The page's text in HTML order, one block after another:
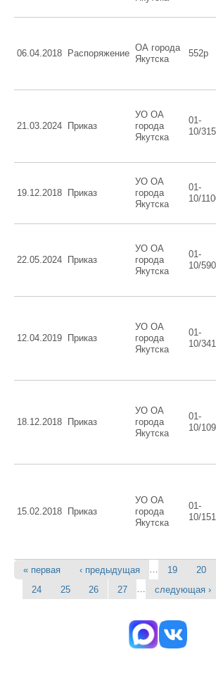
06.04.2018 Распоряжение
ОА города
Якутска
552р
21.03.2024 Приказ
УО ОА
города
Якутска
01-
10/315
19.12.2018 Приказ
УО ОА
города
Якутска
01-
10/
22.05.2024 Приказ
УО ОА
города
Якутска
01-
10/590
12.04.2019 Приказ
УО ОА
города
Якутска
01-
10/341
18.12.2018 Приказ
УО ОА
города
Якутска
01-
10/
15.02.2018 Приказ
УО ОА
города
Якутска
01-
10/151
Страницы
« первая ‹ предыдущая 19 20
24
25 26 27 следующая ›